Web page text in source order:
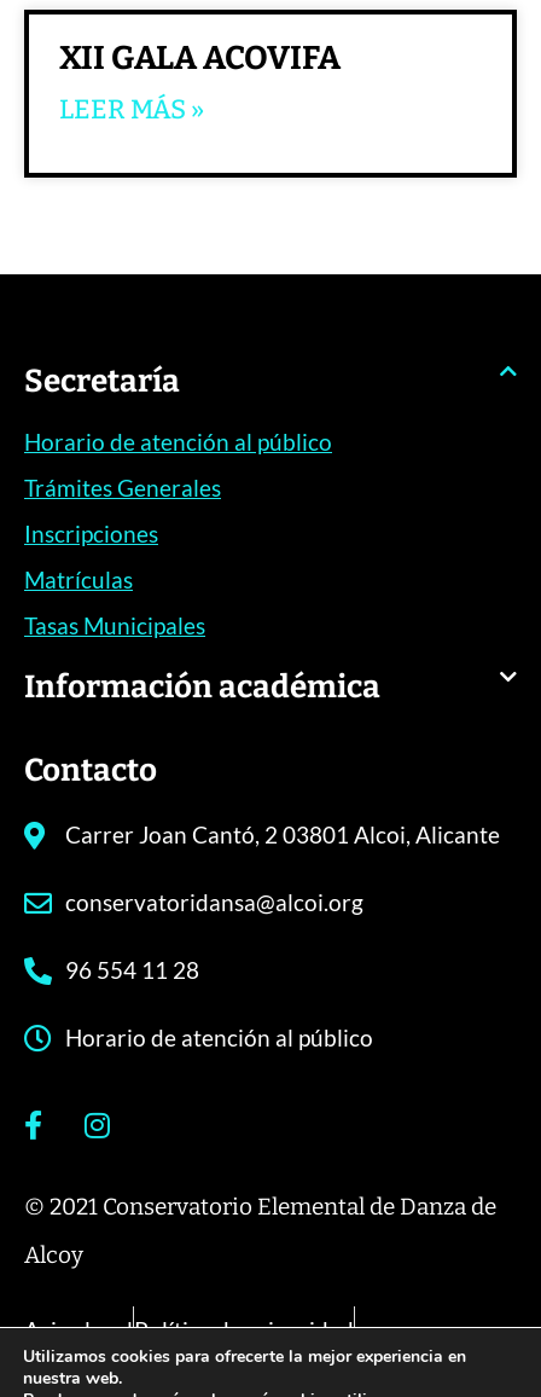
XII GALA ACOVIFA
LEER MÁS »
Secretaría
Horario de atención al público
Trámites Generales
Inscripciones
Matrículas
Tasas Municipales
Información académica
Contacto
Carrer Joan Cantó, 2 03801 Alcoi, Alicante
conservatoridansa@alcoi.org
96 554 11 28
Horario de atención al público
© 2021 Conservatorio Elemental de Danza de
Alcoy
Aviso legalPolítica de privacidad
Política de cookies
Utilizamos cookies para ofrecerte la mejor experiencia en
nuestra web.